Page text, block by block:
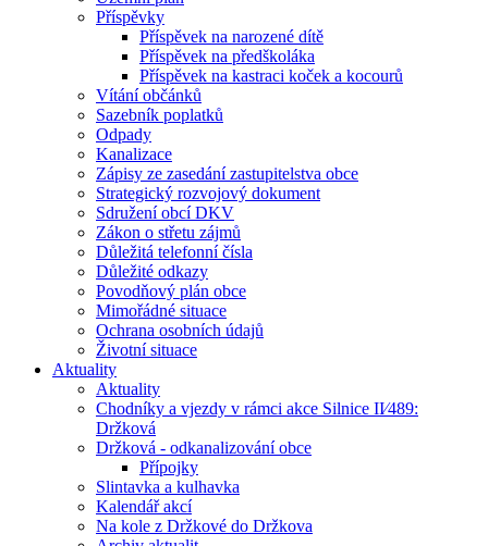
Příspěvky
Příspěvek na narozené dítě
Příspěvek na předškoláka
Příspěvek na kastraci koček a kocourů
Vítání občánků
Sazebník poplatků
Odpady
Kanalizace
Zápisy ze zasedání zastupitelstva obce
Strategický rozvojový dokument
Sdružení obcí DKV
Zákon o střetu zájmů
Důležitá telefonní čísla
Důležité odkazy
Povodňový plán obce
Mimořádné situace
Ochrana osobních údajů
Životní situace
Aktuality
Aktuality
Chodníky a vjezdy v rámci akce Silnice II⁄489:
Držková
Držková - odkanalizování obce
Přípojky
Slintavka a kulhavka
Kalendář akcí
Na kole z Držkové do Držkova